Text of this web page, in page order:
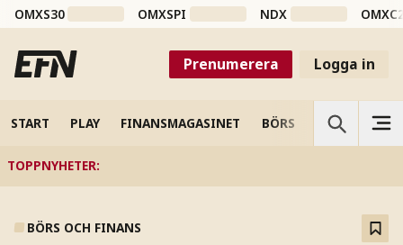
OMXS30 OMXSPI NDX
Prenumerera Logga in
START PLAY FINANSMAGASINET BÖRS VETENSKAP
TOPPNYHETER:
BÖRS OCH FINANS